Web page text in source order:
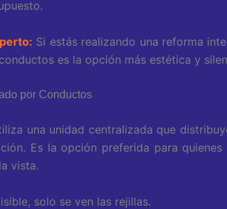
Si estás realizando una reforma
es la opción más estética y
por Conductos
una unidad centralizada que
Es la opción preferida para
vista.
solo se ven las rejillas.